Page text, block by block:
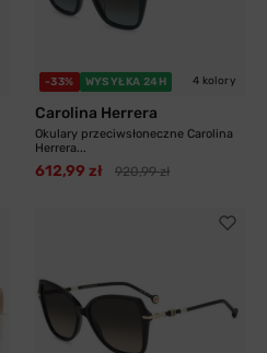
-33% WYSYŁKA 24H 4 kolory
Carolina Herrera
Okulary przeciwsłoneczne Carolina
Herrera...
612,99 zł 920,99 zł